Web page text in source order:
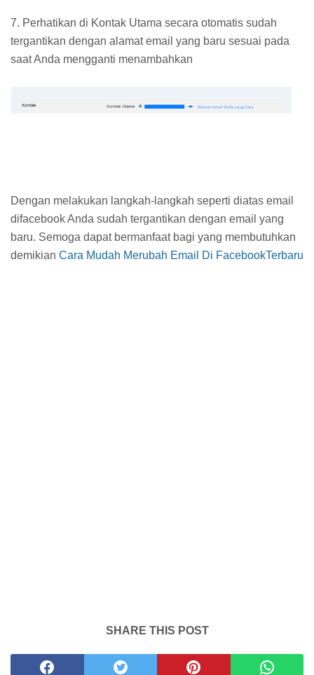
7. Perhatikan di Kontak Utama secara otomatis sudah
tergantikan dengan alamat email yang baru sesuai pada
saat Anda mengganti menambahkan
Dengan melakukan langkah-langkah seperti diatas email
difacebook Anda sudah tergantikan dengan email yang
baru. Semoga dapat bermanfaat bagi yang membutuhkan
demikian Cara Mudah Merubah Email Di FacebookTerbaru
SHARE THIS POST